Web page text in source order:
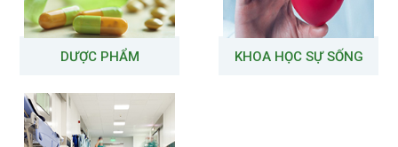
DƯỢC PHẨM KHOA HỌC SỰ SỐNG